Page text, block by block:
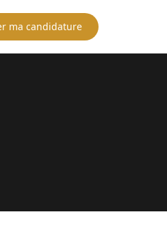
ma candidature